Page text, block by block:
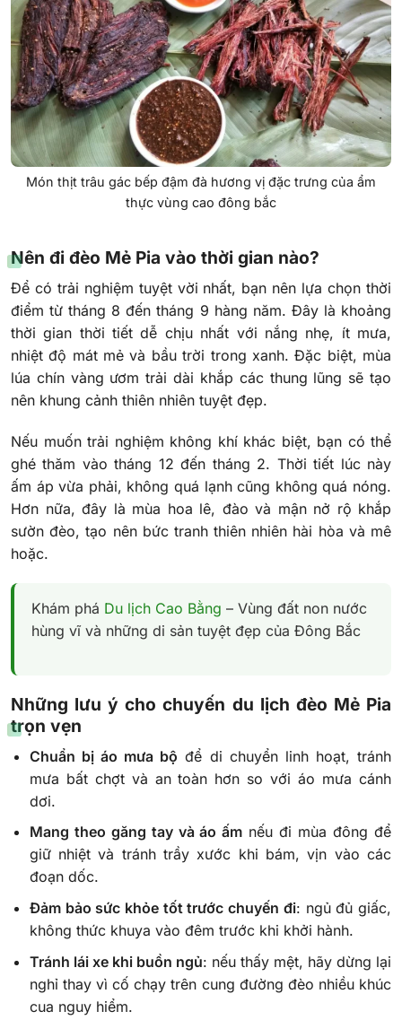
Món thịt trâu gác bếp đậm đà hương vị đặc trưng của ẩm
thực vùng cao đông bắc
Nên đi đèo Mẻ Pia vào thời gian nào?
Để có trải nghiệm tuyệt vời nhất, bạn nên lựa chọn thời
điểm từ tháng 8 đến tháng 9 hàng năm. Đây là khoảng
thời gian thời tiết dễ chịu nhất với nắng nhẹ, ít mưa,
nhiệt độ mát mẻ và bầu trời trong xanh. Đặc biệt, mùa
lúa chín vàng ươm trải dài khắp các thung lũng sẽ tạo
nên khung cảnh thiên nhiên tuyệt đẹp.
Nếu muốn trải nghiệm không khí khác biệt, bạn có thể
ghé thăm vào tháng 12 đến tháng 2. Thời tiết lúc này
ấm áp vừa phải, không quá lạnh cũng không quá nóng.
Hơn nữa, đây là mùa hoa lê, đào và mận nở rộ khắp
sườn đèo, tạo nên bức tranh thiên nhiên hài hòa và mê
hoặc.
Khám phá Du lịch Cao Bằng – Vùng đất non nước
hùng vĩ và những di sản tuyệt đẹp của Đông Bắc
Những lưu ý cho chuyến du lịch đèo Mẻ Pia
trọn vẹn
Chuẩn bị áo mưa bộ để di chuyển linh hoạt, tránh
mưa bất chợt và an toàn hơn so với áo mưa cánh
dơi.
Mang theo găng tay và áo ấm nếu đi mùa đông để
giữ nhiệt và tránh trầy xước khi bám, vịn vào các
đoạn dốc.
Đảm bảo sức khỏe tốt trước chuyến đi: ngủ đủ giấc,
không thức khuya vào đêm trước khi khởi hành.
Tránh lái xe khi buồn ngủ: nếu thấy mệt, hãy dừng lại
nghỉ thay vì cố chạy trên cung đường đèo nhiều khúc
cua nguy hiểm.